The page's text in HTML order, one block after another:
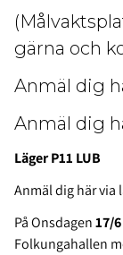
gärna och
Anmäl dig
Anmäl dig
Läger P11 LUB
Anmäl dig här via
På Onsdagen17/6
Folkungahallen